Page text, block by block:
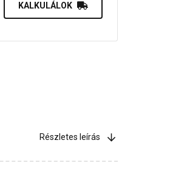
KALKULÁLOK
Részletes leírás